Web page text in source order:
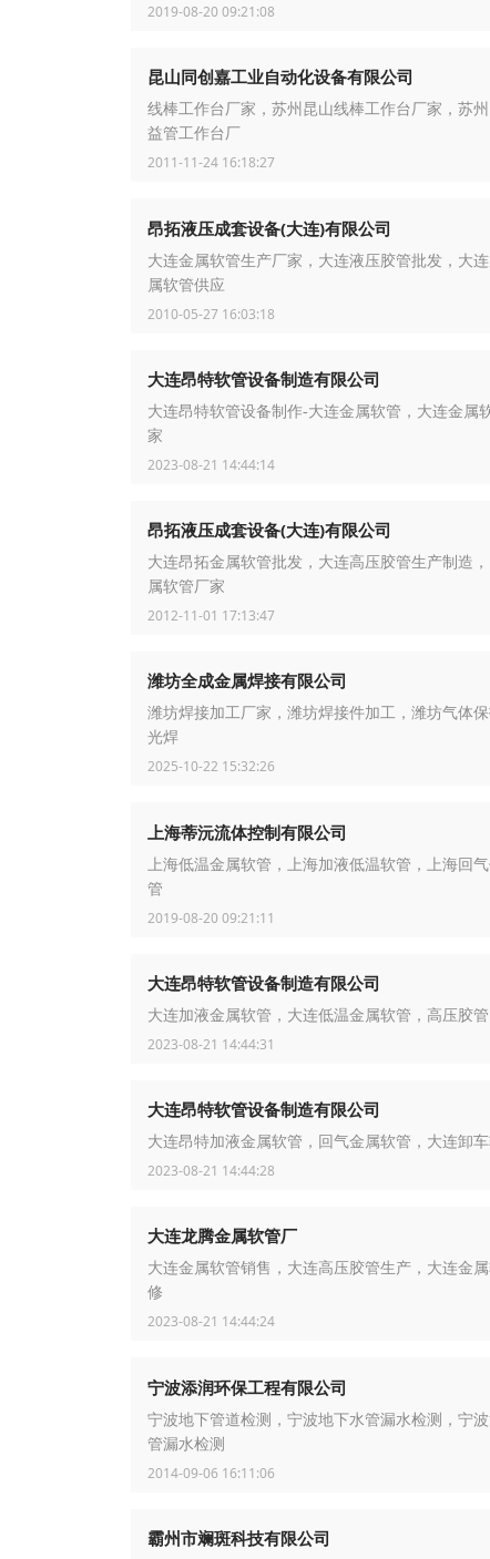
2019-08-20 09:21:08
昆山同创嘉工业自动化设备有限公司
线棒工作台厂家，苏州昆山线棒工作台厂家，苏
益管工作台厂
2011-11-24 16:18:27
昂拓液压成套设备(大连)有限公司
大连金属软管生产厂家，大连液压胶管批发，大
属软管供应
2010-05-27 16:03:18
大连昂特软管设备制造有限公司
大连昂特软管设备制作-大连金属软管，大连金属
家
2023-08-21 14:44:14
昂拓液压成套设备(大连)有限公司
大连昂拓金属软管批发，大连高压胶管生产制造
属软管厂家
2012-11-01 17:13:47
潍坊全成金属焊接有限公司
潍坊焊接加工厂家，潍坊焊接件加工，潍坊气体
光焊
2025-10-22 15:32:26
上海蒂沅流体控制有限公司
上海低温金属软管，上海加液低温软管，上海回
管
2019-08-20 09:21:11
大连昂特软管设备制造有限公司
大连加液金属软管，大连低温金属软管，高压胶管
2023-08-21 14:44:31
大连昂特软管设备制造有限公司
大连昂特加液金属软管，回气金属软管，大连卸
2023-08-21 14:44:28
大连龙腾金属软管厂
大连金属软管销售，大连高压胶管生产，大连金
修
2023-08-21 14:44:24
宁波添润环保工程有限公司
宁波地下管道检测，宁波地下水管漏水检测，宁
管漏水检测
2014-09-06 16:11:06
霸州市斓斑科技有限公司